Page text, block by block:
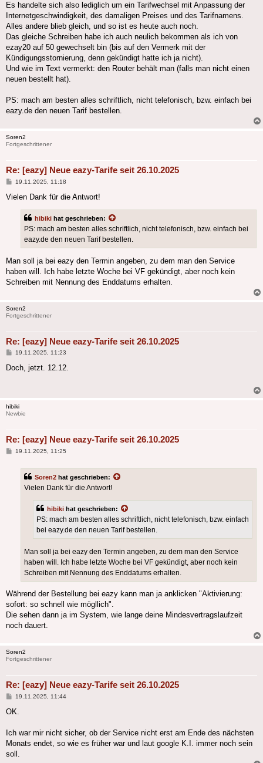
Es handelte sich also lediglich um ein Tarifwechsel mit Anpassung der
Internetgeschwindigkeit, des damaligen Preises und des Tarifnamens.
Alles andere blieb gleich, und so ist es heute auch noch.
Das gleiche Schreiben habe ich auch neulich bekommen als ich von
ezay20 auf 50 gewechselt bin (bis auf den Vermerk mit der
Kündigungsstornierung, denn gekündigt hatte ich ja nicht).
Und wie im Text vermerkt: den Router behält man (falls man nicht einen
neuen bestellt hat).
PS: mach am besten alles schriftlich, nicht telefonisch, bzw. einfach bei
eazy.de den neuen Tarif bestellen.
Soren2
Fortgeschrittener
Re: [eazy] Neue eazy-Tarife seit 26.10.2025
Beitrag
19.11.2025, 11:18
Vielen Dank für die Antwort!
hibiki hat geschrieben:
PS: mach am besten alles schriftlich, nicht telefonisch, bzw. einfach bei
eazy.de den neuen Tarif bestellen.
Man soll ja bei eazy den Termin angeben, zu dem man den Service
haben will. Ich habe letzte Woche bei VF gekündigt, aber noch kein
Schreiben mit Nennung des Enddatums erhalten.
Soren2
Fortgeschrittener
Re: [eazy] Neue eazy-Tarife seit 26.10.2025
Beitrag
19.11.2025, 11:23
Doch, jetzt. 12.12.
hibiki
Newbie
Re: [eazy] Neue eazy-Tarife seit 26.10.2025
Beitrag
19.11.2025, 11:25
Soren2 hat geschrieben:
Vielen Dank für die Antwort!
hibiki hat geschrieben:
PS: mach am besten alles schriftlich, nicht telefonisch, bzw. einfach
bei eazy.de den neuen Tarif bestellen.
Man soll ja bei eazy den Termin angeben, zu dem man den Service
haben will. Ich habe letzte Woche bei VF gekündigt, aber noch kein
Schreiben mit Nennung des Enddatums erhalten.
Während der Bestellung bei eazy kann man ja anklicken "Aktivierung:
sofort: so schnell wie mögllich".
Die sehen dann ja im System, wie lange deine Mindesvertragslaufzeit
noch dauert.
Soren2
Fortgeschrittener
Re: [eazy] Neue eazy-Tarife seit 26.10.2025
Beitrag
19.11.2025, 11:44
OK.
Ich war mir nicht sicher, ob der Service nicht erst am Ende des nächsten
Monats endet, so wie es früher war und laut google K.I. immer noch sein
soll.